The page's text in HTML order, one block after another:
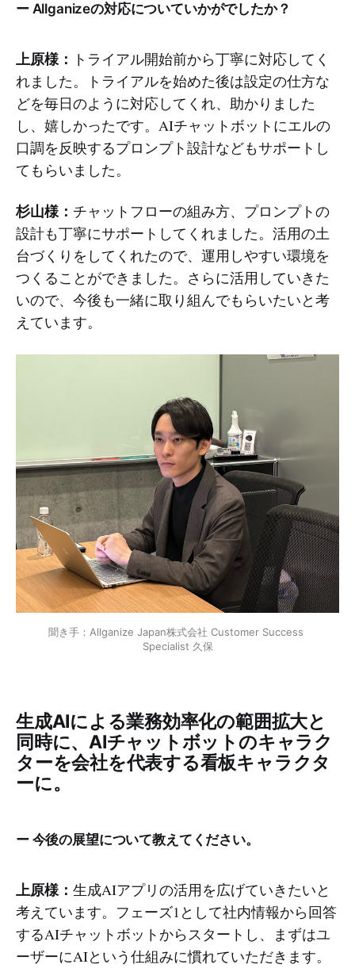
ー Allganizeの対応についていかがでしたか？
上原様： トライアル開始前から丁寧に対応してく
れました。トライアルを始めた後は設定の仕方な
どを毎日のように対応してくれ、助かりました
し、嬉しかったです。AIチャットボットにエルの
口調を反映するプロンプト設計などもサポートし
てもらいました。
杉山様： チャットフローの組み方、プロンプトの
設計も丁寧にサポートしてくれました。活用の土
台づくりをしてくれたので、運用しやすい環境を
つくることができました。さらに活用していきた
いので、今後も一緒に取り組んでもらいたいと考
えています。
聞き手：Allganize Japan株式会社 Customer Success
Specialist 久保
生成AIによる業務効率化の範囲拡大と
同時に、AIチャットボットのキャラク
ターを会社を代表する看板キャラクタ
ーに。
ー 今後の展望について教えてください。
上原様： 生成AIアプリの活用を広げていきたいと
考えています。フェーズ1として社内情報から回答
するAIチャットボットからスタートし、まずはユ
ーザーにAIという仕組みに慣れていただきます。